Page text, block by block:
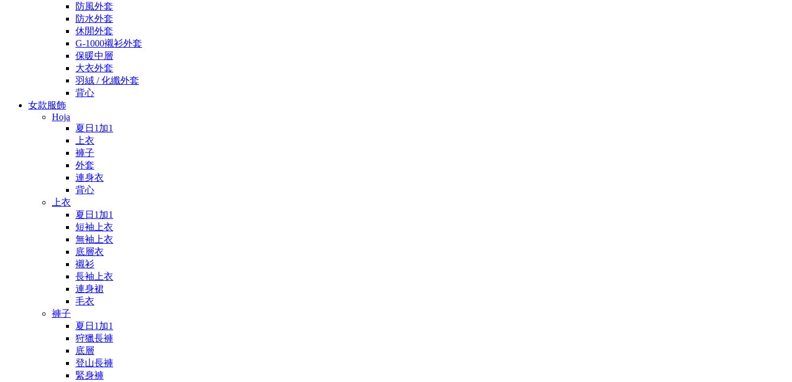
防風外套
防水外套
休閒外套
G-1000襯衫外套
保暖中層
大衣外套
羽絨 / 化纖外套
背心
女款服飾
Hoja
夏日1加1
上衣
褲子
外套
連身衣
背心
上衣
夏日1加1
短袖上衣
無袖上衣
底層衣
襯衫
長袖上衣
連身裙
毛衣
褲子
夏日1加1
狩獵長褲
底層
登山長褲
緊身褲